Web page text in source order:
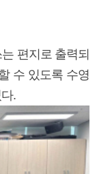
편지로 출력되
수 있도록 수영
.